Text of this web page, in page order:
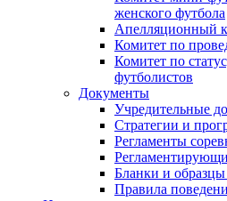
женского футбола
Апелляционный
Комитет по
Комитет по
футболистов
Документы
Учредительные
Стратегии и
Регламенты
Бланки и
Правила